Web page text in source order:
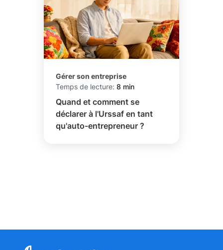
Gérer son entreprise
Temps de lecture: 8 min
Quand et comment se
déclarer à l'Urssaf en tant
qu'auto-entrepreneur ?